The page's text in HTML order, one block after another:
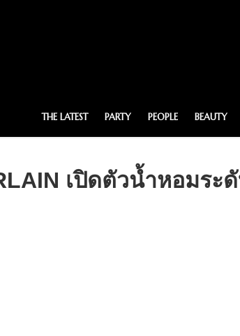
THE LATEST PARTY PEOPLE BEAUTY
เปิดตัวน้ำหอมระ